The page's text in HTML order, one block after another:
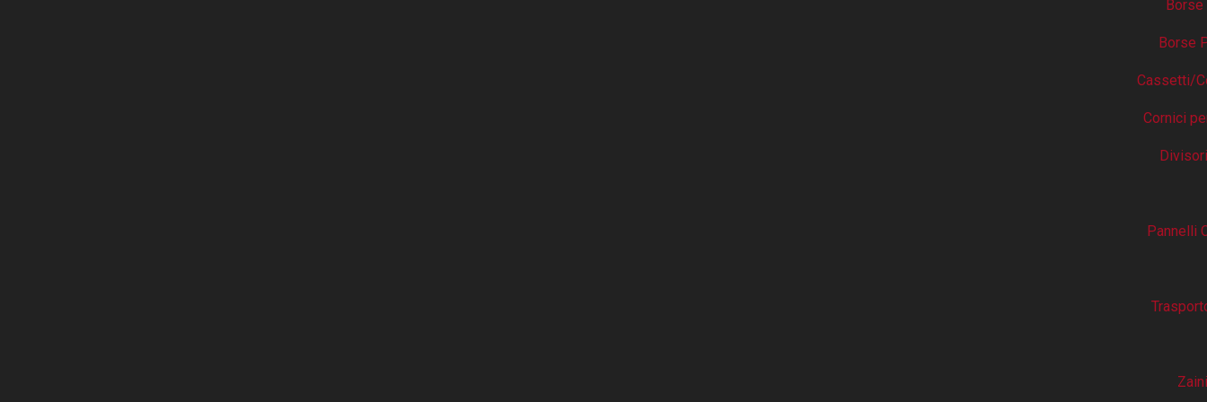
Borse
Cassetti/
Cornici
Pannelli